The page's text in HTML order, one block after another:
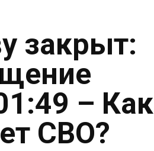
закрыт:
– Как
СВО?